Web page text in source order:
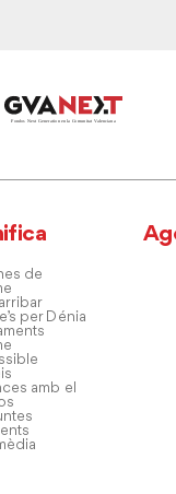
de
per Dénia
amb el